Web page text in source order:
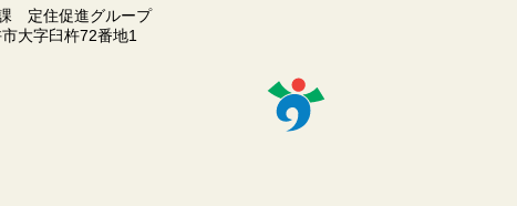
定住促進グループ
大字臼杵72番地1